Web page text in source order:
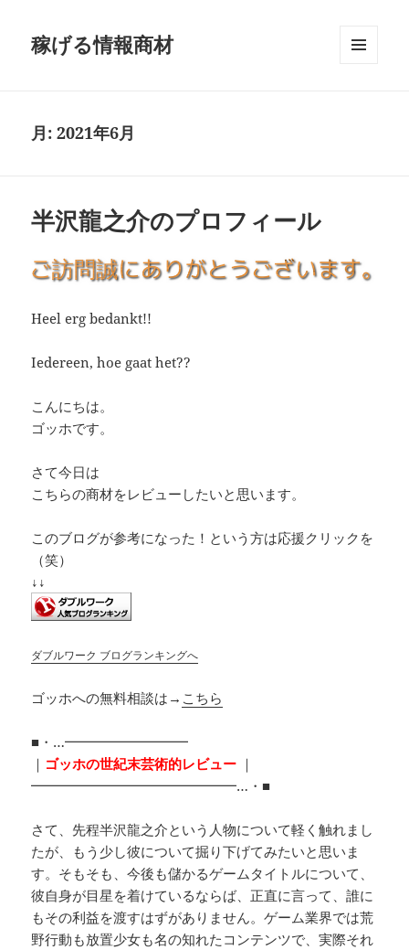
稼げる情報商材
月:2021年6月
半沢龍之介のプロフィール
Heel erg bedankt!!
Iedereen, hoe gaat het??
こんにちは。
ゴッホです。
さて今日は
こちらの商材をレビューしたいと思います。
このブログが参考になった！という方は応援クリックを
（笑）
↓↓
ダブルワーク ブログランキングへ
ゴッホへの無料相談は→ こちら
■・…━━━━━━━━━
｜ ゴッホの世紀末芸術的レビュー ｜
━━━━━━━━━━━━━━━…・■
さて、先程半沢龍之介という人物について軽く触れまし
たが、もう少し彼について掘り下げてみたいと思いま
す。そもそも、今後も儲かるゲームタイトルについて、
彼自身が目星を着けているならば、正直に言って、誰に
もその利益を渡すはずがありません。ゲーム業界では荒
野行動も放置少女も名の知れたコンテンツで、実際それ